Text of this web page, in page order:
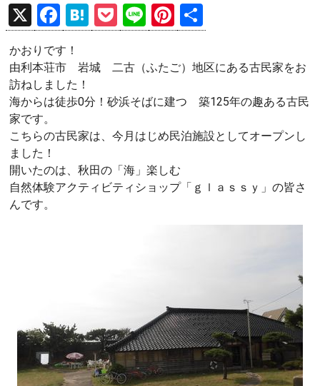
X
F
a
ce
b
o
o
H
at
e
a
P
o
ck
Li
n
e
Pi
nt
er
t
有
かおりです！
由利本荘市 岩城 二古（ふたご）地区にある古民家をお
訪ねしました！
海からは徒歩0分！砂浜そばに建つ 築125年の趣ある古民
家です。
こちらの古民家は、今月はじめ民泊施設としてオープンし
ました！
開いたのは、秋田の「海」楽しむ
自然体験アクティビティショップ「ｇｌａｓｓｙ」の皆さ
んです。